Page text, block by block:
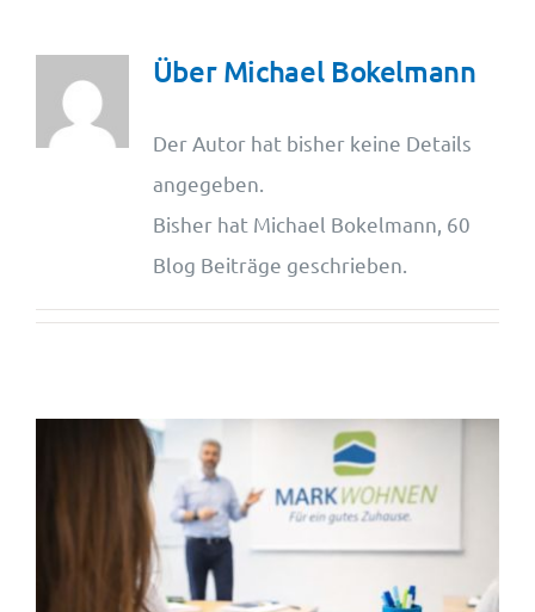
Newsletter
ÜberMichael Bokelmann
Der Autor hat bisher keine Details
angegeben.
Bisher hat Michael Bokelmann, 60
Blog Beiträge geschrieben.